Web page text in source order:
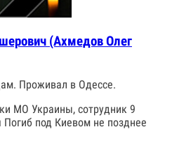
(Ахмедов Олег
Проживал в Одессе.
МО Украины, сотрудник 9
Погиб под Киевом не позднее